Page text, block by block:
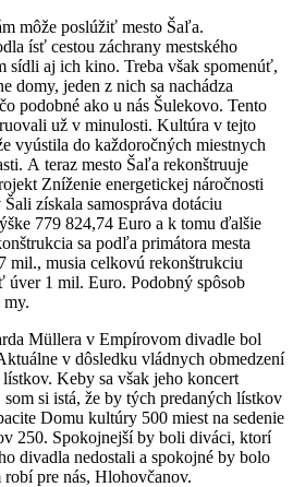
môže poslúžiť mesto Šaľa.
ísť cestou záchrany mestského
sídli aj ich kino. Treba však spomenúť,
domy, jeden z nich sa nachádza
podobné ako u nás Šulekovo. Tento
už v minulosti. Kultúra v tejto
vyústila do každoročných miestnych
A teraz mesto Šaľa rekonštruuje
Zníženie energetickej náročnosti
získala samospráva dotáciu
779 824,74 Euro a k tomu ďalšie
sa podľa primátora mesta
mil., musia celkovú rekonštrukciu
úver 1 mil. Euro. Podobný spôsob
my.
Müllera v Empírovom divadle bol
v dôsledku vládnych obmedzení
Keby sa však jeho koncert
si istá, že by tých predaných lístkov
Domu kultúry 500 miest na sedenie
250. Spokojnejší by boli diváci, ktorí
divadla nedostali a spokojné by bolo
pre nás, Hlohovčanov.